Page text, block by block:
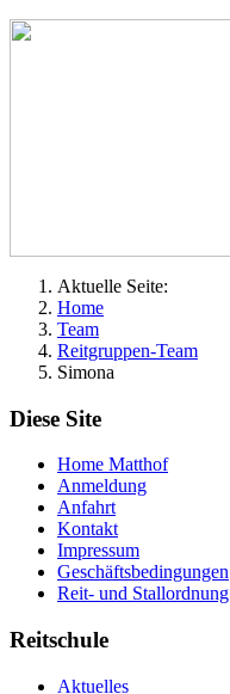
Aktuelle Seite:
Home
Team
Reitgruppen-Team
Simona
Diese Site
Home Matthof
Anmeldung
Anfahrt
Kontakt
Impressum
Geschäftsbedingungen
Reit- und Stallordnung
Reitschule
Aktuelles